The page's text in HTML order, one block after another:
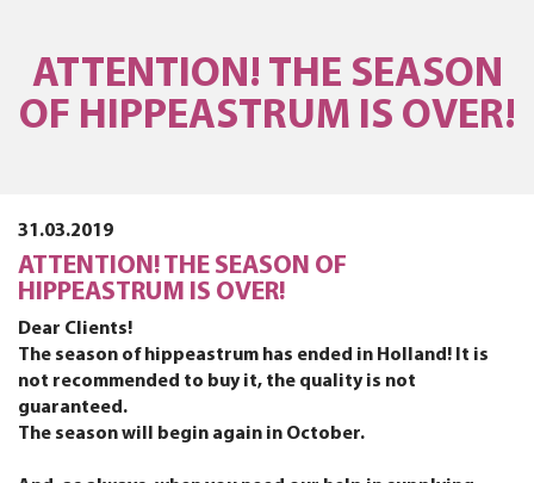
ATTENTION! THE SEASON
OF HIPPEASTRUM IS OVER!
31.03.2019
ATTENTION! THE SEASON OF
HIPPEASTRUM IS OVER!
Dear Clients!
The season of hippeastrum has ended in Holland! It is
not recommended to buy it, the quality is not
guaranteed.
The season will begin again in October.